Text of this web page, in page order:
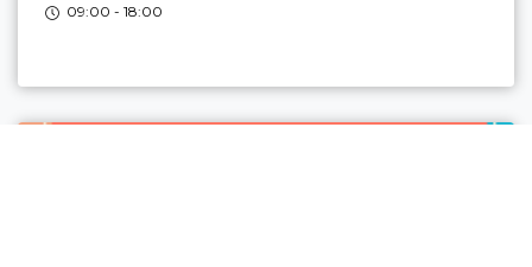
09:00 - 18:00